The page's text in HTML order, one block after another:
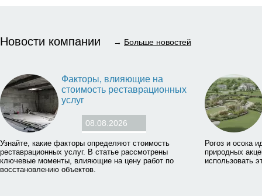
Новости компании → Больше новостей
Факторы, влияющие на
стоимость реставрационных
услуг
08.08.2026
Узнайте, какие факторы определяют стоимость
реставрационных услуг. В статье рассмотрены
ключевые моменты, влияющие на цену работ по
восстановлению объектов.
Рогоз и осока
природных
использовать